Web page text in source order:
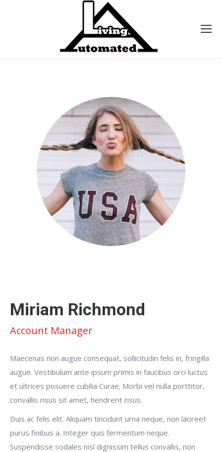
Miriam Richmond
Account Manager
Maecenas non augue consequat, sollicitudin felis in, fringilla
augue. Vestibulum ante ipsum primis in faucibus orci luctus
et ultrices posuere cubilia Curae; Morbi vel nulla porttitor,
convallis risus sit amet, hendrerit risus.
Duis ac felis elit. Aliquam tincidunt urna neque, non laoreet
purus finibus a. Integer quis fermentum neque.
Suspendisse sodales nisl dignissim tellus convallis, non